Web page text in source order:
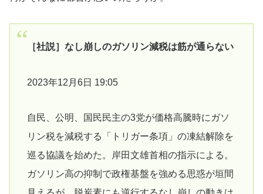
［社説］なし崩しのガソリン減税は筋が通らない
2023年12月6日 19:05
自民、公明、国民民主の3党が価格高騰時にガソ
リン税を減税する「トリガー条項」の凍結解除を
巡る協議を始めた。岸田文雄首相の指示による。
ガソリン高の抑制で政権基盤を強める思惑が垣間